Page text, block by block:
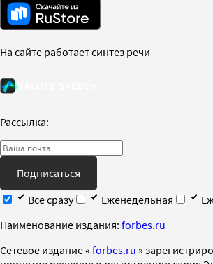
На сайте работает синтез речи
Рассылка:
Подписаться
Все сразу
Еженедельная
Наименование издания: forbes.ru
Cетевое издание « forbes.ru »